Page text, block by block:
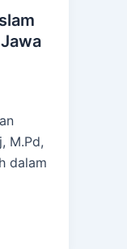
M.Pd,
dalam